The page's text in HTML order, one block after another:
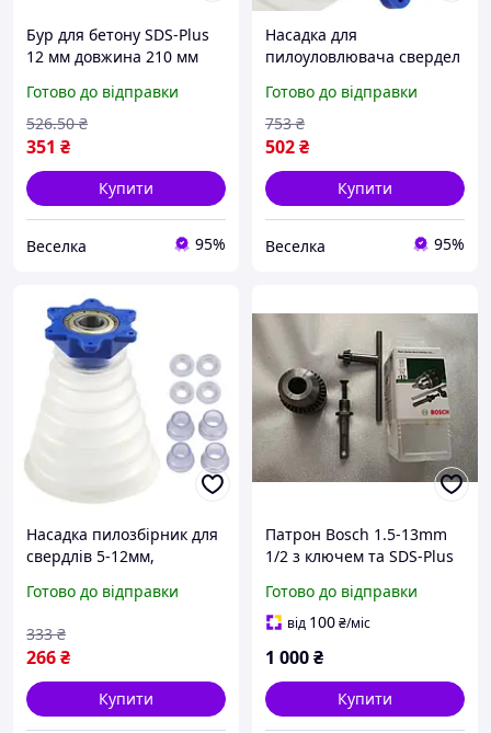
Бур для бетону SDS-Plus
12 мм довжина 210 мм
та дриля високоякісне
FLAME
Готово до відправки
351 ₴
526.50 ₴
Купити
Веселка 95%
Насадка для
пилоуловлювача свердел
перфоратора для чистоти
під час свердління FLAME
Готово до відправки
502₴
753 ₴
Купити
Веселка 95%
Насадка пилозбірник для
свердлів 5-12мм,
дриля перфоратора,
Готово до відправки
266₴
333 ₴
Купити
Патрон Bosch 1.5-13mm
1/2 з ключем та SDS-Plus
Готово до відправки
від 100₴/міс
1 000₴
Купити